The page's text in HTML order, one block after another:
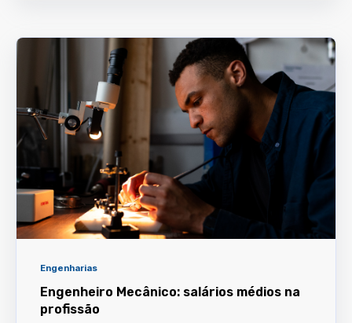
Engenharias
Engenheiro Mecânico: salários médios na
profissão